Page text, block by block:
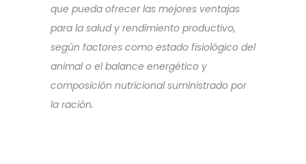
que pueda ofrecer las mejores ventajas
para la salud y rendimiento productivo,
según factores como estado fisiológico del
animal o el balance energético y
composición nutricional suministrado por
la ración.